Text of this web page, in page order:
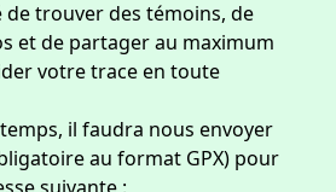
trouver des témoins, de
et de partager au maximum
votre trace en toute
il faudra nous envoyer
au format GPX) pour